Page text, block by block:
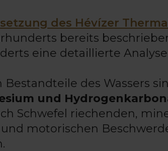
des Hévízer
bereits
eine detaillierte
des Wassers
und
Schwefel riechenden,
motorischen